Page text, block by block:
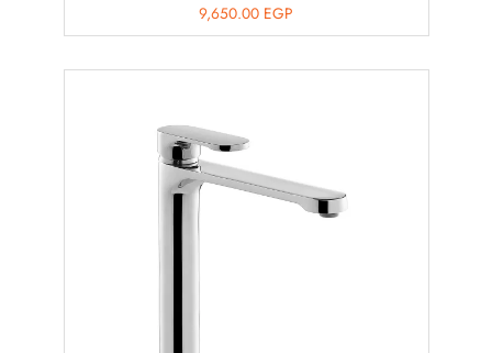
9,650.00 EGP